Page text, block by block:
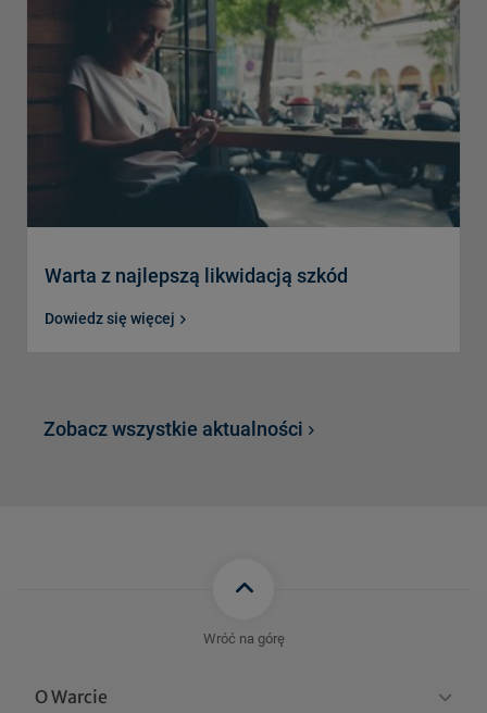
Warta z najlepszą likwidacją szkód
Dowiedz się więcej
Zobacz wszystkie aktualności
Wróć na górę
O Warcie